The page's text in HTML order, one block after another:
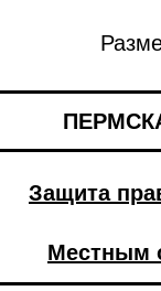
Защита
Местным